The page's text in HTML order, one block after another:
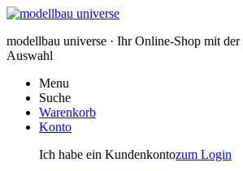
modellbau universe · Ihr Online-Shop mit
Auswahl
Menu
Suche
Warenkorb
Konto
Ich habe ein Kundenkontozum Login